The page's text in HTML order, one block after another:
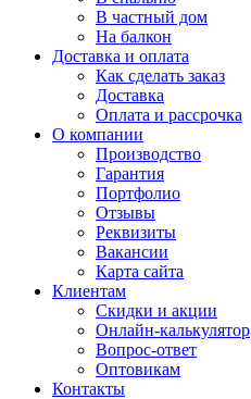
В частный дом
На балкон
Доставка и оплата
Как сделать заказ
Доставка
Оплата и рассрочка
О компании
Производство
Гарантия
Портфолио
Отзывы
Реквизиты
Вакансии
Карта сайта
Клиентам
Скидки и акции
Онлайн-калькулятор
Вопрос-ответ
Оптовикам
Контакты